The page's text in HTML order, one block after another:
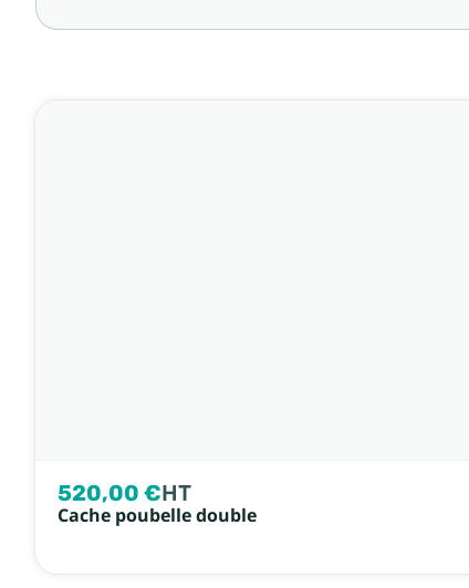
520,00 €HT
Cache poubelle double